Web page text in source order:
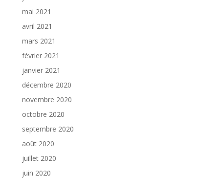
mai 2021
avril 2021
mars 2021
février 2021
janvier 2021
décembre 2020
novembre 2020
octobre 2020
septembre 2020
août 2020
juillet 2020
juin 2020